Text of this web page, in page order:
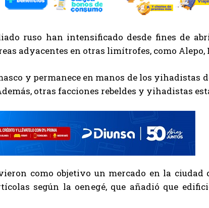
ruso han intensificado desde fines de
adyacentes en otras limítrofes, como Alepo,
y permanece en manos de los yihadistas
otras facciones rebeldes y yihadistas
como objetivo un mercado en la ciudad
según la oenegé, que añadió que